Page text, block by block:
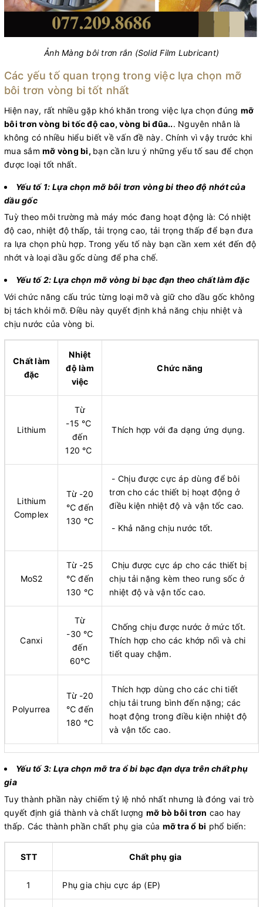
Ảnh Màng bôi trơn rắn (Solid Film Lubricant)
Các yếu tố quan trọng trong việc lựa chọn mỡ
bôi trơn vòng bi tốt nhất
Hiện nay, rất nhiều gặp khó khăn trong việc lựa chọn đúng mỡ
bôi trơn vòng bi tốc độ cao, vòng bi đũa... Nguyên nhân là
không có nhiều hiểu biết về vấn đề này. Chính vì vậy trước khi
mua sắm mỡ vòng bi, bạn cần lưu ý những yếu tố sau để chọn
được loại tốt nhất.
Yếu tố 1: Lựa chọn mỡ bôi trơn vòng bi theo độ nhớt của
dầu gốc
Tuỳ theo môi trường mà máy móc đang hoạt động là: Có nhiệt
độ cao, nhiệt độ thấp, tải trọng cao, tải trọng thấp để bạn đưa
ra lựa chọn phù hợp. Trong yếu tố này bạn cần xem xét đến độ
nhớt và loại dầu gốc dùng để pha chế.
Yếu tố 2: Lựa chọn mỡ vòng bi bạc đạn theo chất làm đặc
Với chức năng cấu trúc từng loại mỡ và giữ cho dầu gốc không
bị tách khỏi mỡ. Điều này quyết định khả năng chịu nhiệt và
chịu nước của vòng bi.
Chất làm
đặc
Nhiệt
độ làm
việc
Chức năng
Lithium
Từ
-15 ℃
đến
120 ℃
Thích hợp với đa dạng ứng dụng.
Lithium
Complex
Từ -20
℃ đến
130 ℃
- Chịu được cực áp dùng để bôi
trơn cho các thiết bị hoạt động ở
điều kiện nhiệt độ và vận tốc cao.
- Khả năng chịu nước tốt.
MoS2
Từ -25
℃ đến
130 ℃
Chịu được cực áp cho các thiết bị
chịu tải nặng kèm theo rung sốc ở
nhiệt độ và vận tốc cao.
Canxi
Từ
-30 ℃
đến
60℃
Chống chịu được nước ở mức tốt.
Thích hợp cho các khớp nối và chi
tiết quay chậm.
Polyurrea
Từ -20
℃ đến
180 ℃
Thích hợp dùng cho các chi tiết
chịu tải trung bình đến nặng; các
hoạt động trong điều kiện nhiệt độ
và vận tốc cao.
Yếu tố 3: Lựa chọn mỡ tra ổ bi bạc đạn dựa trên chất phụ
gia
Tuy thành phần này chiếm tỷ lệ nhỏ nhất nhưng là đóng vai trò
quyết định giá thành và chất lượng mỡ bò bôi trơn cao hay
thấp. Các thành phần chất phụ gia của mỡ tra ổ bi phổ biến:
STT Chất phụ gia
1 Phụ gia chịu cực áp (EP)